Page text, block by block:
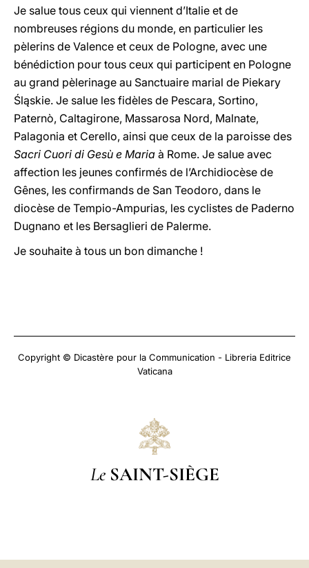
Je salue tous ceux qui viennent d’Italie et de
nombreuses régions du monde, en particulier les
pèlerins de Valence et ceux de Pologne, avec une
bénédiction pour tous ceux qui participent en Pologne
au grand pèlerinage au Sanctuaire marial de Piekary
Śląskie. Je salue les fidèles de Pescara, Sortino,
Paternò, Caltagirone, Massarosa Nord, Malnate,
Palagonia et Cerello, ainsi que ceux de la paroisse des
Sacri Cuori di Gesù e Maria à Rome. Je salue avec
affection les jeunes confirmés de l’Archidiocèse de
Gênes, les confirmands de San Teodoro, dans le
diocèse de Tempio-Ampurias, les cyclistes de Paderno
Dugnano et les Bersaglieri de Palerme.
Je souhaite à tous un bon dimanche !
Copyright © Dicastère pour la Communication - Libreria Editrice
Vaticana
Le SAINT-SIÈGE